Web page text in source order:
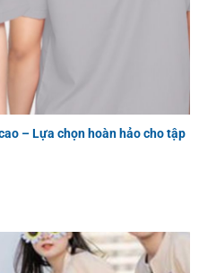
– Lựa chọn hoàn hảo cho tập